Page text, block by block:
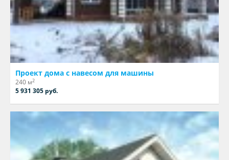
Проект дома с навесом для машины
240 м2
5 931 305 руб.